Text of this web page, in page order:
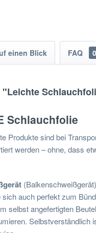
einen Blick FAQ 0
Schlauchfolie
Produkte sind bei
werden – ohne, dass
auch perfekt zum
selbst angefertigten
Selbstverständlich